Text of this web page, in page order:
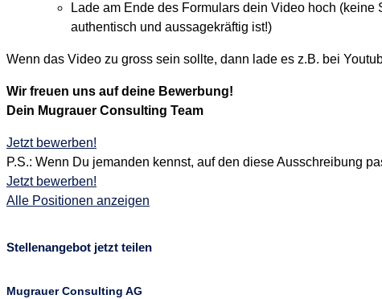
Lade am Ende des Formulars dein Video hoch
authentisch und aussagekräftig ist!)
Wenn das Video zu gross sein sollte, dann lade es z.B. bei
Wir freuen uns auf deine Bewerbung!
Dein Mugrauer Consulting Team
Jetzt bewerben!
P.S.: Wenn Du jemanden kennst, auf den diese Ausschreibung
Jetzt bewerben!
Alle Positionen anzeigen
Stellenangebot jetzt teilen
Mugrauer Consulting AG